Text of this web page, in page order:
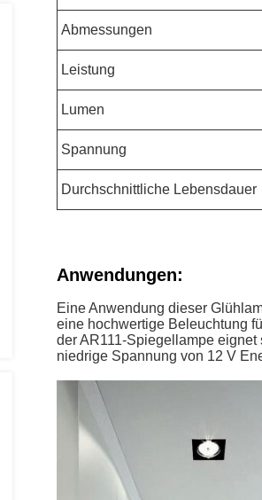
Abmessungen
Leistung
Lumen
Spannung
Durchschnittliche Lebensdauer
Anwendungen:
Eine Anwendung dieser
eine hochwertige Beleuchtung
der AR111-Spiegellampe
niedrige Spannung von 12 V